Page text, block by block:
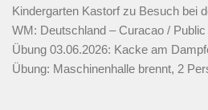
Kindergarten Kastorf zu Besuch bei
WM: Deutschland – Curacao /
Übung 03.06.2026: Kacke am
Übung: Maschinenhalle brennt, 2